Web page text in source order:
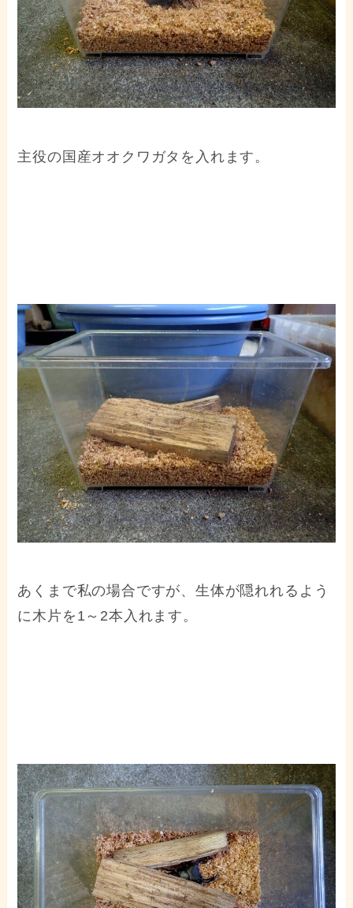
主役の国産オオクワガタを入れます。
あくまで私の場合ですが、生体が隠れれるよう
に木片を1～2本入れます。